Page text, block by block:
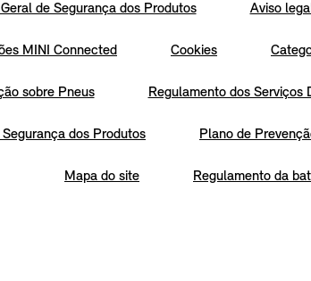
de Segurança dos Produtos Aviso
MINI Connected Cookies
sobre Pneus Regulamento dos Serviços
dos Produtos Plano de
Mapa do site Regulamento da